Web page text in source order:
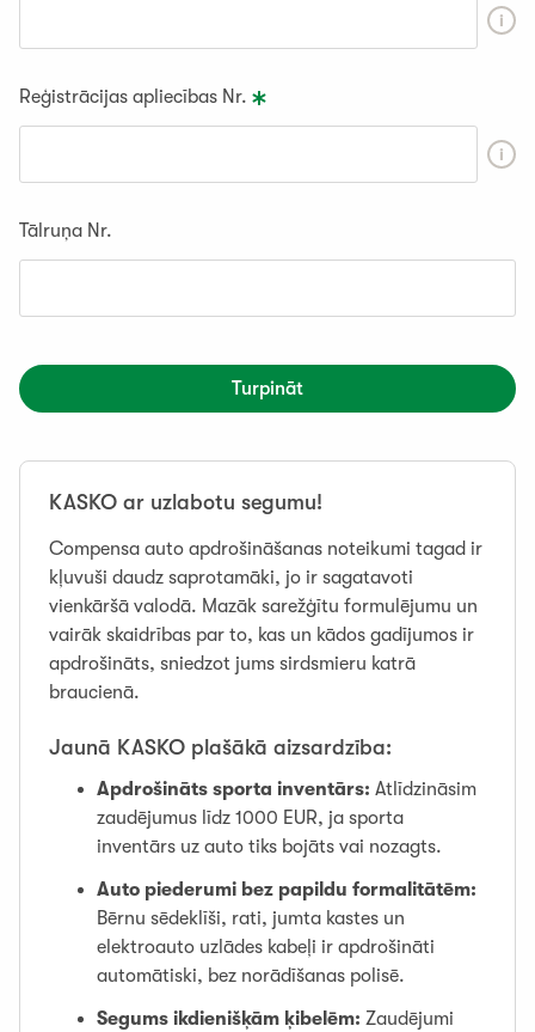
Reģistrācijas apliecības Nr.
Tālruņa Nr.
Turpināt
KASKO ar uzlabotu segumu!
Compensa auto apdrošināšanas noteikumi tagad ir
kļuvuši daudz saprotamāki, jo ir sagatavoti
vienkāršā valodā. Mazāk sarežģītu formulējumu un
vairāk skaidrības par to, kas un kādos gadījumos ir
apdrošināts, sniedzot jums sirdsmieru katrā
braucienā.
Jaunā KASKO plašākā aizsardzība:
Apdrošināts sporta inventārs: Atlīdzināsim
zaudējumus līdz 1000 EUR, ja sporta
inventārs uz auto tiks bojāts vai nozagts.
Auto piederumi bez papildu formalitātēm:
Bērnu sēdeklīši, rati, jumta kastes un
elektroauto uzlādes kabeļi ir apdrošināti
automātiski, bez norādīšanas polisē.
Segums ikdienišķām ķibelēm: Zaudējumi